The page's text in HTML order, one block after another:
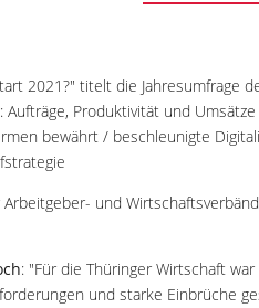
2021?" titelt die Jahresumfrage
Aufträge, Produktivität und
bewährt / beschleunigte
und
: "Für die Thüringer Wirtschaft
und starke Einbrüche